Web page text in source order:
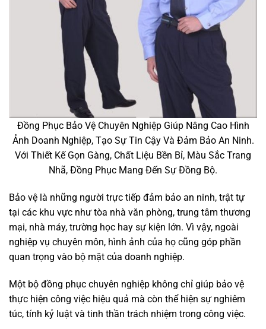
Đồng Phục Bảo Vệ Chuyên Nghiệp Giúp Nâng Cao Hình
Ảnh Doanh Nghiệp, Tạo Sự Tin Cậy Và Đảm Bảo An Ninh.
Với Thiết Kế Gọn Gàng, Chất Liệu Bền Bỉ, Màu Sắc Trang
Nhã, Đồng Phục Mang Đến Sự Đồng Bộ.
Bảo vệ là những người trực tiếp đảm bảo an ninh, trật tự
tại các khu vực như tòa nhà văn phòng, trung tâm thương
mại, nhà máy, trường học hay sự kiện lớn. Vì vậy, ngoài
nghiệp vụ chuyên môn, hình ảnh của họ cũng góp phần
quan trọng vào bộ mặt của doanh nghiệp.
Một bộ đồng phục chuyên nghiệp không chỉ giúp bảo vệ
thực hiện công việc hiệu quả mà còn thể hiện sự nghiêm
túc, tính kỷ luật và tinh thần trách nhiệm trong công việc.